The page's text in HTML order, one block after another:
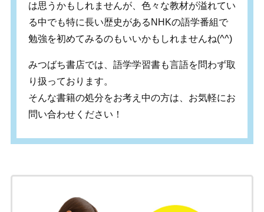
は思うかもしれませんが、色々な教材が溢れてい
る中でも特に長い歴史があるNHKの語学番組で
勉強を初めてみるのもいいかもしれませんね(^^)
みつばち書店では、語学学習書も言語を問わず取
り扱っております。
そんな書籍の処分をお考え中の方は、お気軽にお
問い合わせください！